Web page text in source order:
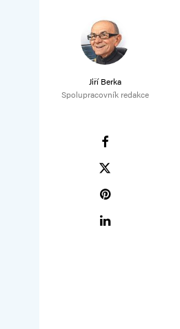
Jiří Berka
Spolupracovník redakce